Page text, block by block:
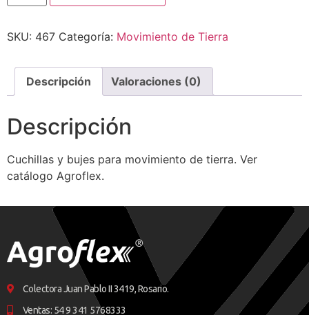
SKU: 467 Categoría: Movimiento de Tierra
Descripción Valoraciones (0)
Descripción
Cuchillas y bujes para movimiento de tierra. Ver
catálogo Agroflex.
Colectora Juan Pablo II 3419, Rosario.
Ventas: 54 9 341 5768333